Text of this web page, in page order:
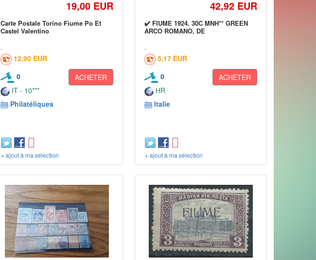
19,00 EUR
Carte Postale Torino Fiume Po Et
Castel Valentino
12,90 EUR
0
ACHETER
IT - 10***
Philatéliques
+ ajout à ma sélection
42,92 EUR
✔️ FIUME 1924. 30C MNH** GREEN
ARCO ROMANO, DE
5,17 EUR
0
ACHETER
HR
Italie
+ ajout à ma sélection